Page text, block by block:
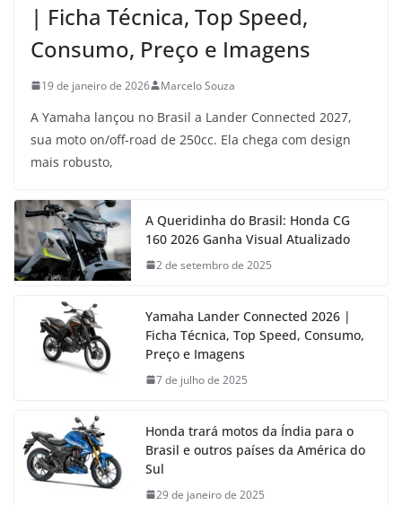
| Ficha Técnica, Top Speed,
Consumo, Preço e Imagens
19 de janeiro de 2026 Marcelo Souza
A Yamaha lançou no Brasil a Lander Connected 2027,
sua moto on/off-road de 250cc. Ela chega com design
mais robusto,
A Queridinha do Brasil: Honda CG
160 2026 Ganha Visual Atualizado
2 de setembro de 2025
Yamaha Lander Connected 2026 |
Ficha Técnica, Top Speed, Consumo,
Preço e Imagens
7 de julho de 2025
Honda trará motos da Índia para o
Brasil e outros países da América do
Sul
29 de janeiro de 2025